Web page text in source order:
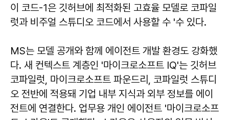
이 코드-1은 깃허브에 최적화된 고효율 모델로 코파일
럿과 비주얼 스튜디오 코드에서 사용할 수 '수 있다.
MS는 모델 공개와 함께 에이전트 개발 환경도 강화했
다. 새 컨텍스트 계층인 '마이크로소프트 IQ'는 깃허브
코파일럿, 마이크로소프트 파운드리, 코파일럿 스튜디
오 전반에 적용돼 기업 내부 지식과 외부 정보를 에이
전트에 연결한다. 업무용 개인 에이전트 '마이크로소프